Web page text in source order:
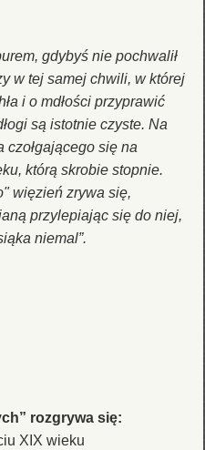
gdybyś nie pochwalił
w tej samej chwili, w której
i o mdłości przyprawić
są istotnie czyste. Na
się na
którą skrobie stopnie.
więzień zrywa się,
przylepiając się do niej,
niemal”.
rozgrywa się:
XIX wieku